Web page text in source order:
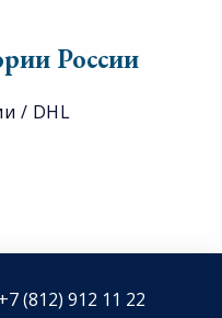
России
/ DHL
+7 (812) 912 11 22